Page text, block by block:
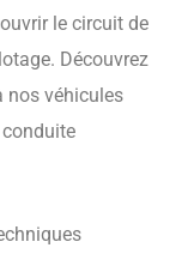
le circuit de
Découvrez
nos véhicules
conduite